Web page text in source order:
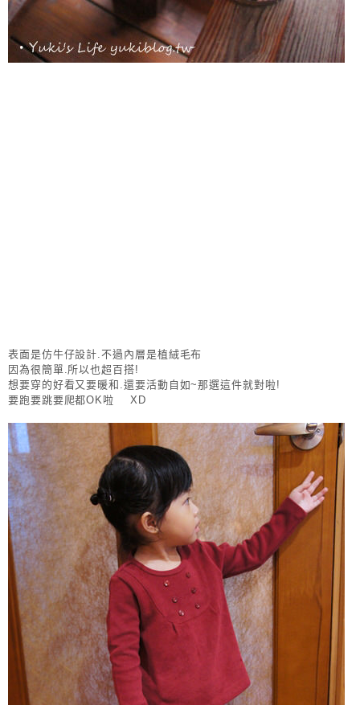
表面是仿牛仔設計.不過內層是植絨毛布
因為很簡單.所以也超百搭!
想要穿的好看又要暖和.還要活動自如~那選這件就對啦!
要跑要跳要爬都OK啦 XD